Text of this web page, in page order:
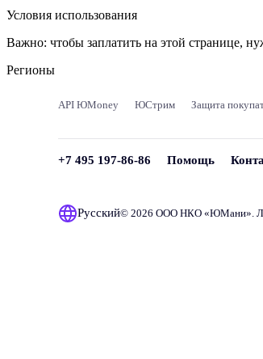
Условия использования
Важно: чтобы заплатить на этой странице,
Регионы
API ЮMoney ЮСтрим Защита
+7 495 197-86-86 Помощь
Русский© 2026 ООО НКО «ЮМани».